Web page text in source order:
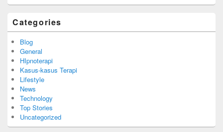
Categories
Blog
General
HIpnoterapi
Kasus-kasus Terapi
Lifestyle
News
Technology
Top Stories
Uncategorized